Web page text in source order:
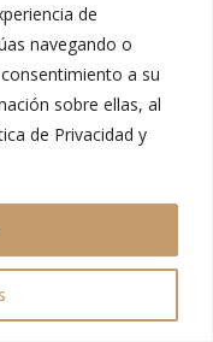
de
navegando o
a su
sobre ellas, al
de Privacidad y